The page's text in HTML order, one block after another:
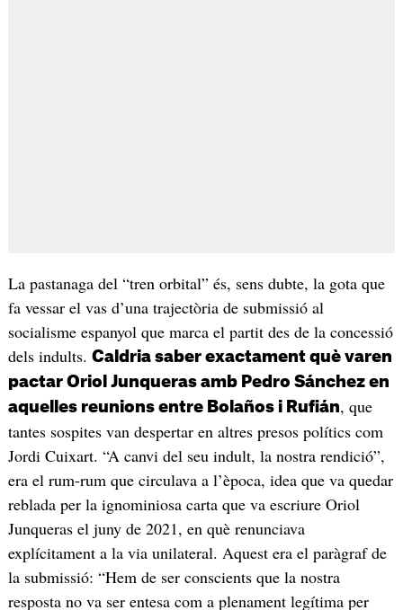
La pastanaga del “tren orbital” és, sens dubte, la gota que
fa vessar el vas d’una trajectòria de submissió al
socialisme espanyol que marca el partit des de la concessió
dels indults. Caldria saber exactament què varen
pactar Oriol Junqueras amb Pedro Sánchez en
aquelles reunions entre Bolaños i Rufián, que
tantes sospites van despertar en altres presos polítics com
Jordi Cuixart. “A canvi del seu indult, la nostra rendició”,
era el rum-rum que circulava a l’època, idea que va quedar
reblada per la ignominiosa carta que va escriure Oriol
Junqueras el juny de 2021, en què renunciava
explícitament a la via unilateral. Aquest era el paràgraf de
la submissió: “Hem de ser conscients que la nostra
resposta no va ser entesa com a plenament legítima per